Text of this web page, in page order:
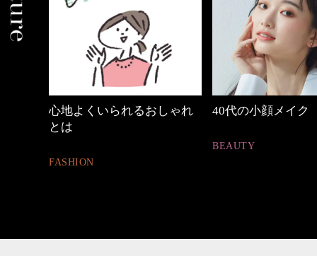
40代の小顔メイク
優木まおみさん「